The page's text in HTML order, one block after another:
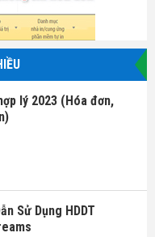
lý 2023 (Hóa đơn,
Sử Dụng HDDT